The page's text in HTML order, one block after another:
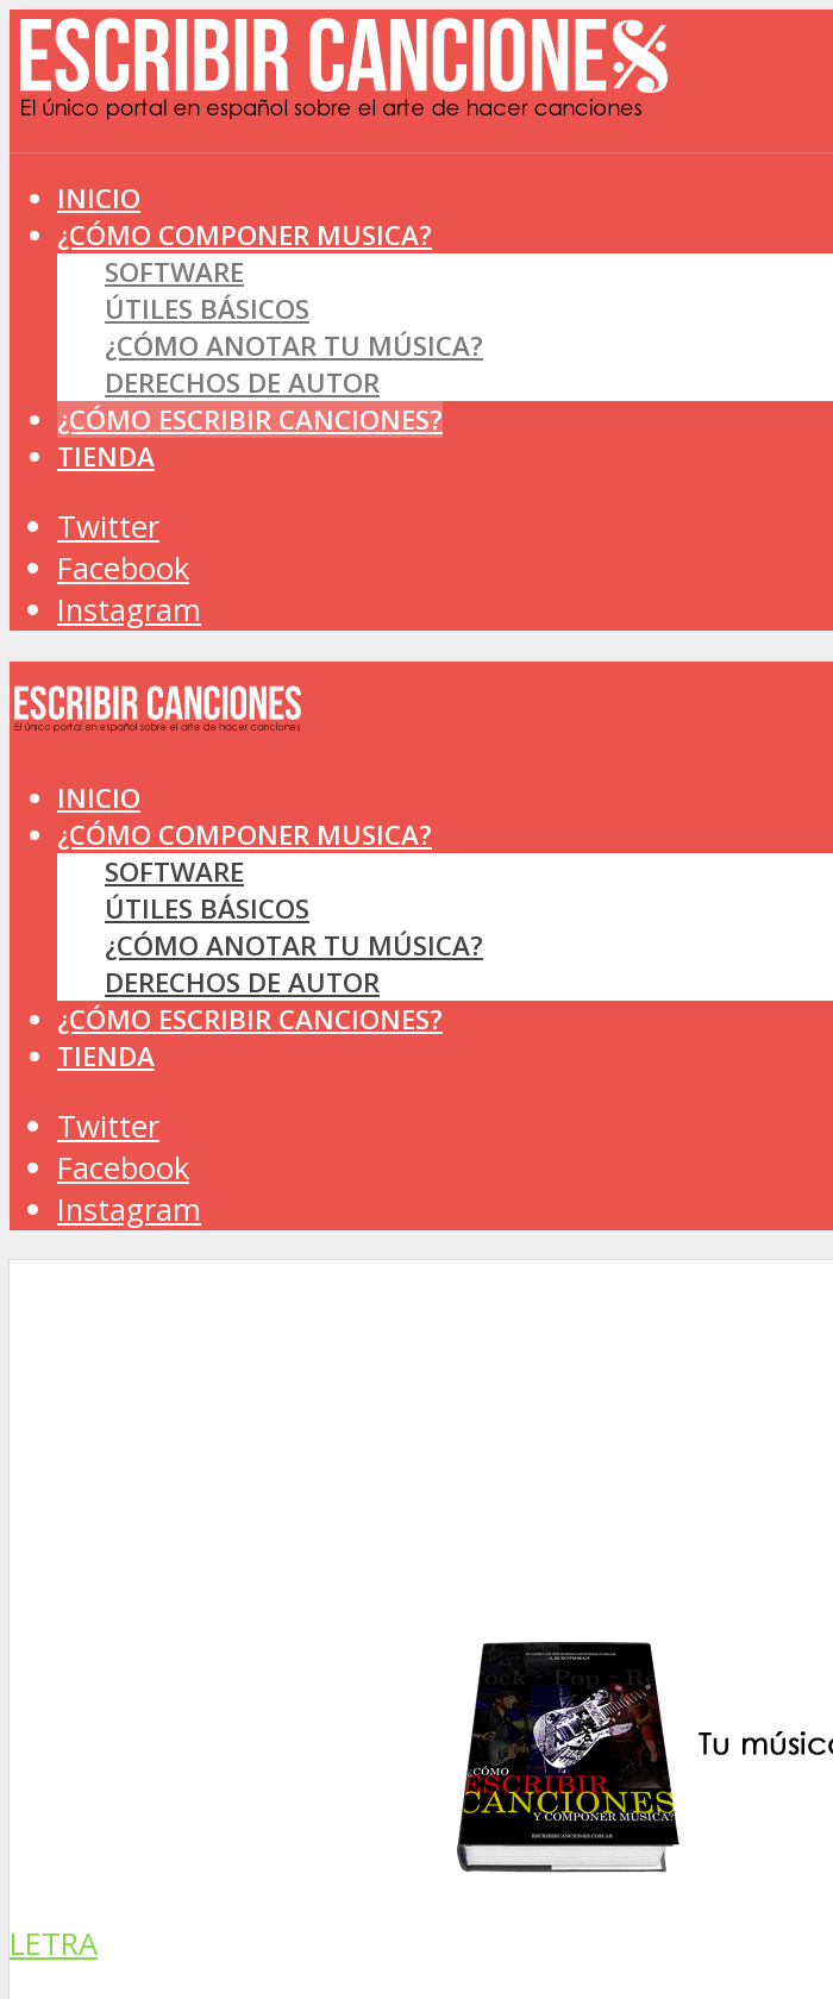
INICIO
¿CÓMO COMPONER MUSICA?
SOFTWARE
ÚTILES BÁSICOS
¿CÓMO ANOTAR TU MÚSICA?
DERECHOS DE AUTOR
¿CÓMO ESCRIBIR CANCIONES?
TIENDA
Twitter
Facebook
Instagram
INICIO
¿CÓMO COMPONER MUSICA?
SOFTWARE
ÚTILES BÁSICOS
¿CÓMO ANOTAR TU MÚSICA?
DERECHOS DE AUTOR
¿CÓMO ESCRIBIR CANCIONES?
TIENDA
Twitter
Facebook
Instagram
LETRA